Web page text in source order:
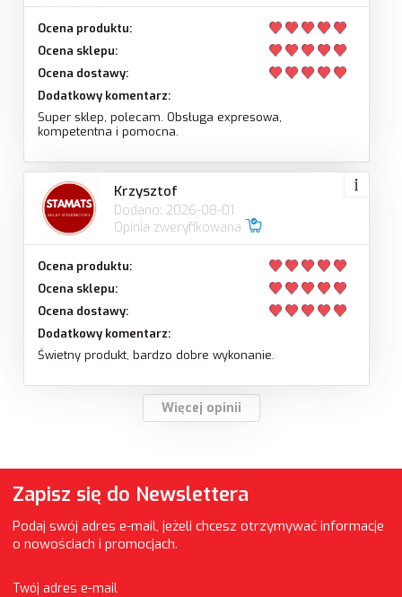
Ocena produktu:
Ocena sklepu:
Ocena dostawy:
Dodatkowy komentarz:
Super sklep, polecam. Obsługa expresowa,
kompetentna i pomocna.
Krzysztof
Dodano: 2026-08-01
Opinia zweryfikowana
Ocena produktu:
Ocena sklepu:
Ocena dostawy:
Dodatkowy komentarz:
Świetny produkt, bardzo dobre wykonanie.
Więcej opinii
Zapisz się do Newslettera
Podaj swój adres e-mail, jeżeli chcesz otrzymywać informacje
o nowościach i promocjach.
Twój adres e-mail